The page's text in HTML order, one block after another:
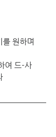
원하며
여 드-사